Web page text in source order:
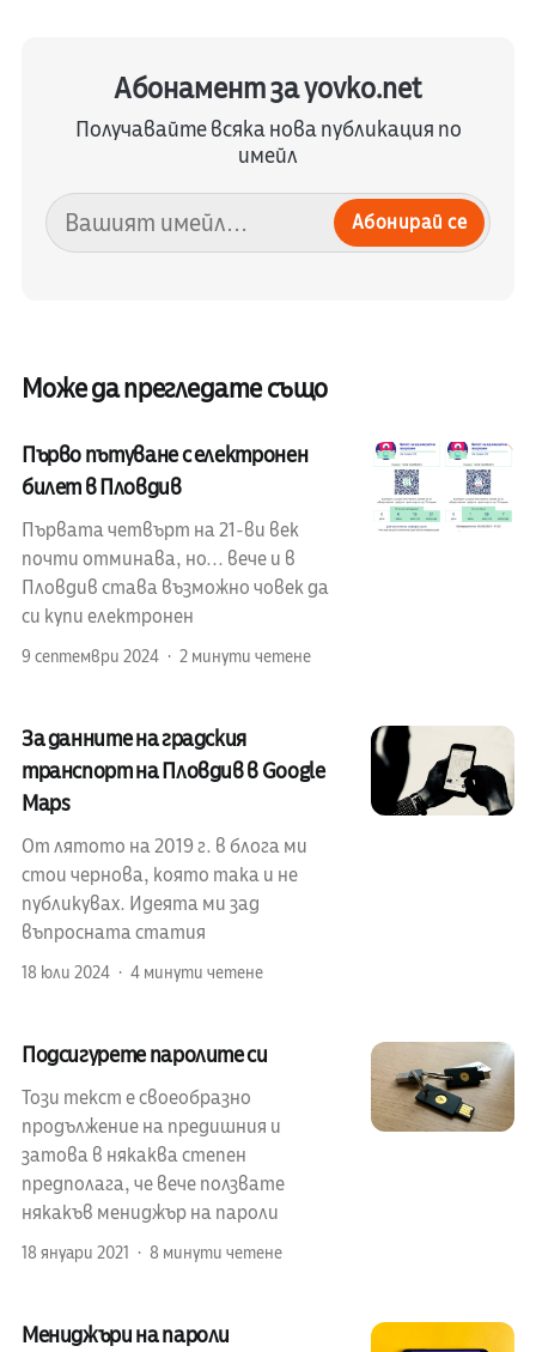
Абонамент за yovko.net
Получавайте всяка нова публикация по
имейл
Абонирай се
Може да прегледате също
Първо пътуване с електронен
билет в Пловдив
Първата четвърт на 21-ви век
почти отминава, но... вече и в
Пловдив става възможно човек да
си купи електронен
9 септември 2024 2 минути четене
За данните на градския
транспорт на Пловдив в Google
Maps
От лятото на 2019 г. в блога ми
стои чернова, която така и не
публикувах. Идеята ми зад
въпросната статия
18 юли 2024 4 минути четене
Подсигурете паролите си
Този текст е своеобразно
продължение на предишния и
затова в някаква степен
предполага, че вече ползвате
някакъв мениджър на пароли
18 януари 2021 8 минути четене
Мениджъри на пароли